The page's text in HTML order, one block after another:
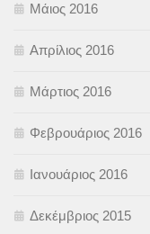
Μάιος 2016
Απρίλιος 2016
Μάρτιος 2016
Φεβρουάριος 2016
Ιανουάριος 2016
Δεκέμβριος 2015